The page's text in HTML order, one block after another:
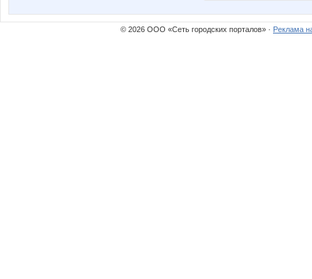
© 2026 ООО «Сеть городских порталов» · Реклама